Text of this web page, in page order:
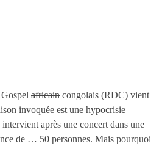
africain congolais (RDC) vient
invoquée est une hypocrisie
après une concert dans une
de … 50 personnes. Mais pourquoi